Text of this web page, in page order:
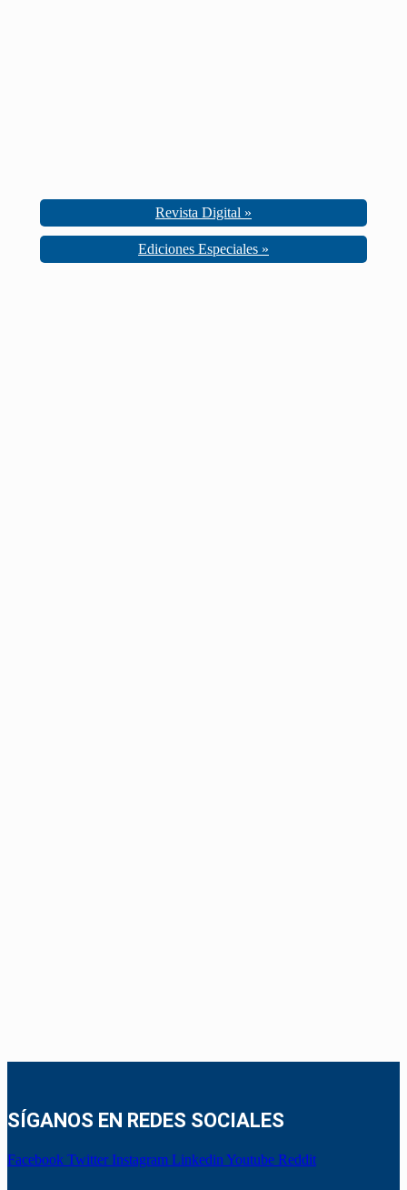
Revista Digital »
Ediciones Especiales »
SÍGANOS EN REDES SOCIALES
Facebook Twitter Instagram Linkedin Youtube Reddit